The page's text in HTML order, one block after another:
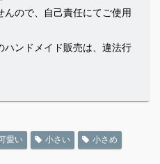
ので、自己責任にてご使用
ハンドメイド販売は、違法行
愛い 小さい
小さめ